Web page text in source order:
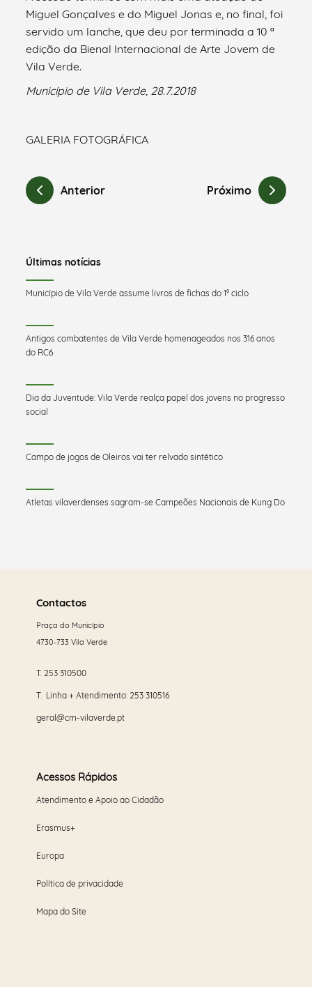
Miguel Gonçalves e do Miguel Jonas e, no final, foi
servido um lanche, que deu por terminada a 10 ª
edição da Bienal Internacional de Arte Jovem de
Vila Verde.
Município de Vila Verde, 28.7.2018
GALERIA FOTOGRÁFICA
Anterior Próximo
Últimas notícias
Município de Vila Verde assume livros de fichas do 1º ciclo
Antigos combatentes de Vila Verde homenageados nos 316 anos
do RC6
Dia da Juventude: Vila Verde realça papel dos jovens no progresso
social
Campo de jogos de Oleiros vai ter relvado sintético
Atletas vilaverdenses sagram-se Campeões Nacionais de Kung Do
maisContactos
Praça do Município
4730-733 Vila Verde
T. 253 310500
T. Linha + Atendimento: 253 310516
geral@cm-vilaverde.pt
Acessos Rápidos
Atendimento e Apoio ao Cidadão
Erasmus+
Europa
Política de privacidade
Mapa do Site